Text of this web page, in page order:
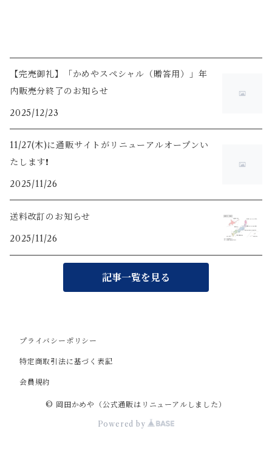
【完売御礼】「かめやスペシャル（贈答用）」年
内販売分終了のお知らせ
2025/12/23
11/27(木)に通販サイトがリニューアルオープンい
たします❗️
2025/11/26
送料改訂のお知らせ
2025/11/26
記事一覧を見る
プライバシーポリシー
特定商取引法に基づく表記
会員規約
© 岡田かめや（公式通販はリニューアルしました）
Powered by